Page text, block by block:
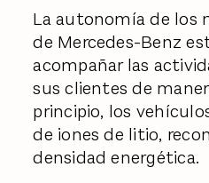
La autonomía de los
de Mercedes-Benz
acompañar las
sus clientes de
principio, los
de iones de litio,
densidad energética.